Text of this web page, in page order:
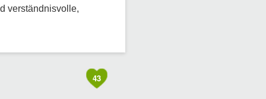
verständnisvolle,
43